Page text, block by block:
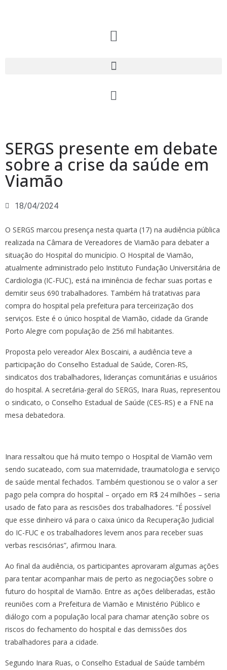
SERGS presente em debate
sobre a crise da saúde em
Viamão
18/04/2024
O SERGS marcou presença nesta quarta (17) na audiência pública
realizada na Câmara de Vereadores de Viamão para debater a
situação do Hospital do município. O Hospital de Viamão,
atualmente administrado pelo Instituto Fundação Universitária de
Cardiologia (IC-FUC), está na iminência de fechar suas portas e
demitir seus 690 trabalhadores. Também há tratativas para
compra do hospital pela prefeitura para terceirização dos
serviços. Este é o único hospital de Viamão, cidade da Grande
Porto Alegre com população de 256 mil habitantes.
Proposta pelo vereador Alex Boscaini, a audiência teve a
participação do Conselho Estadual de Saúde, Coren-RS,
sindicatos dos trabalhadores, lideranças comunitárias e usuários
do hospital. A secretária-geral do SERGS, Inara Ruas, representou
o sindicato, o Conselho Estadual de Saúde (CES-RS) e a FNE na
mesa debatedora.
Inara ressaltou que há muito tempo o Hospital de Viamão vem
sendo sucateado, com sua maternidade, traumatologia e serviço
de saúde mental fechados. Também questionou se o valor a ser
pago pela compra do hospital – orçado em R$ 24 milhões – seria
usado de fato para as rescisões dos trabalhadores. “É possível
que esse dinheiro vá para o caixa único da Recuperação Judicial
do IC-FUC e os trabalhadores levem anos para receber suas
verbas rescisórias”, afirmou Inara.
Ao final da audiência, os participantes aprovaram algumas ações
para tentar acompanhar mais de perto as negociações sobre o
futuro do hospital de Viamão. Entre as ações deliberadas, estão
reuniões com a Prefeitura de Viamão e Ministério Público e
diálogo com a população local para chamar atenção sobre os
riscos do fechamento do hospital e das demissões dos
trabalhadores para a cidade.
Segundo Inara Ruas, o Conselho Estadual de Saúde também